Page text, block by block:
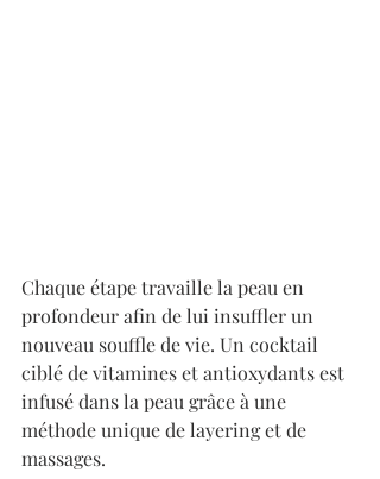
Chaque étape travaille la peau en
profondeur afin de lui insuffler un
nouveau souffle de vie. Un cocktail
ciblé de vitamines et antioxydants est
infusé dans la peau grâce à une
méthode unique de layering et de
massages.